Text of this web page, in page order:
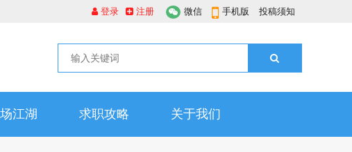
登录 注册 微信 手机版 投稿须知
江湖 求职攻略 关于我们